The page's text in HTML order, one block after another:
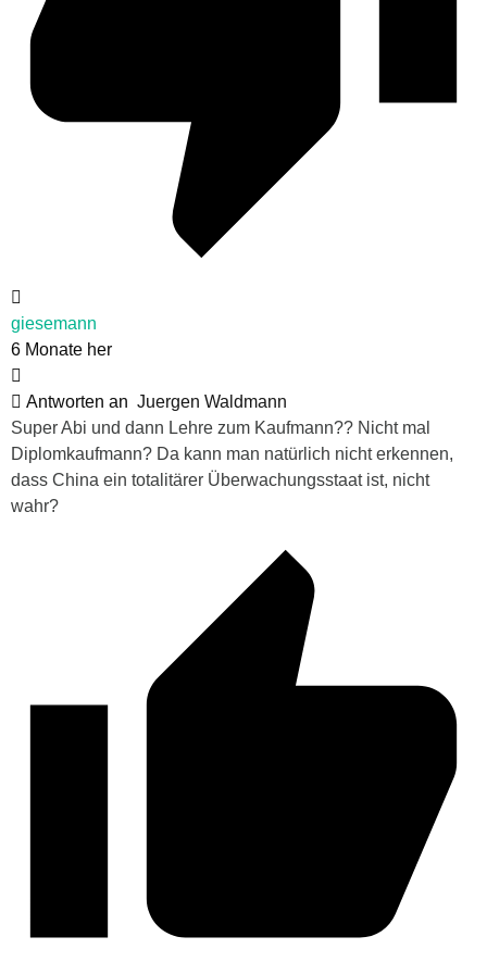
giesemann
6 Monate her
Antworten an Juergen Waldmann
Super Abi und dann Lehre zum Kaufmann?? Nicht mal
Diplomkaufmann? Da kann man natürlich nicht erkennen,
dass China ein totalitärer Überwachungsstaat ist, nicht
wahr?